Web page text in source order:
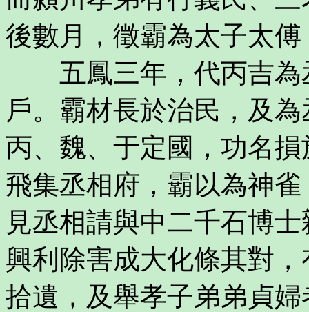
後數月，徵霸為太子太
五鳳三年，代丙吉為
戶。霸材長於治民，及
丙、魏、于定國，功名
飛集丞相府，霸以為神
見丞相請與中二千石博
興利除害成大化條其對
拾遺，及舉孝子弟弟貞